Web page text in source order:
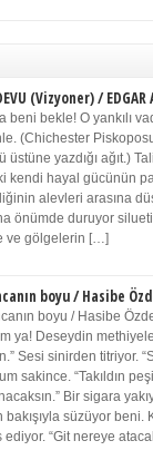
(Vizyoner) / EDGAR
beni bekle! O yankılı
(Chichester Piskoposu
üstüne yazdığı ağıt.)
kendi hayal gücünün
alevleri arasına
önümde duruyor
ve gölgelerin […]
boyu / Hasibe
boyu / Hasibe
ya! Deseydin
Sesi sinirden titriyor.
sakince. “Takıldın
Bir sigara
süzüyor beni.
ediyor. “Git nereye